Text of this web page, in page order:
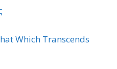
Which Transcends